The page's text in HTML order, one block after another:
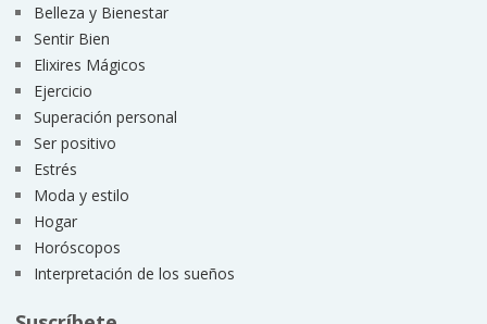
Belleza y Bienestar
Sentir Bien
Elixires Mágicos
Ejercicio
Superación personal
Ser positivo
Estrés
Moda y estilo
Hogar
Horóscopos
Interpretación de los sueños